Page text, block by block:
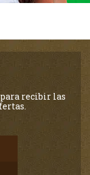
recibir las